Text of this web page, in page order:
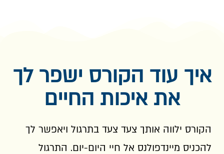
איך עוד הקורס ישפר לך
את איכות החיים
הקורס ילווה אותך צעד צעד בתרגול ויאפשר לך
להכניס מיינדפולנס אל חיי היום-יום. התרגול